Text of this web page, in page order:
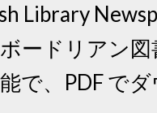
Library
ボードリアン
で、PDF で